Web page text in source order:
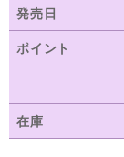
発売日
ポイント
在庫